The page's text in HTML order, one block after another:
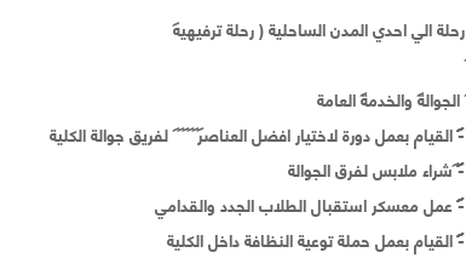
رحلة الي احدي المدن الساحلية ( رحلة ترفيهيه
الجوالةوالخدمةالعامة
-القيام بعمل دورة لاختيار افضل العناصرلفريق جوالة الكلية
-شراء ملابس لفرق الجوالة
-عمل معسكر استقبال الطلاب الجدد والقدامي
-القيام بعمل حملة توعية النظافة داخل الكلية